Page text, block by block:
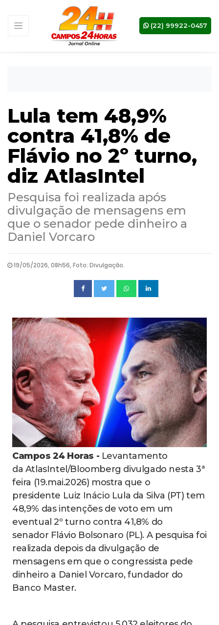
(22) 99922-0457
Lula tem 48,9%
contra 41,8% de
Flávio no 2º turno,
diz AtlasIntel
Pesquisa foi realizada após
divulgação de mensagens em
que o senador pede dinheiro a
Daniel Vorcaro
19/05/2026, 08h56, Foto: Divulgação.
Campos 24 Horas - Levantamento
da AtlasIntel/Bloomberg divulgado nesta 3ª
feira (19.mai.2026) mostra que o
presidente Luiz Inácio Lula da Silva (PT) tem
48,9% das intenções de voto em um
eventual 2º turno contra 41,8% do
senador Flávio Bolsonaro (PL). A pesquisa foi
realizada depois da divulgação de
mensagens em que o congressista pede
dinheiro a Daniel Vorcaro, fundador do
Banco Master.